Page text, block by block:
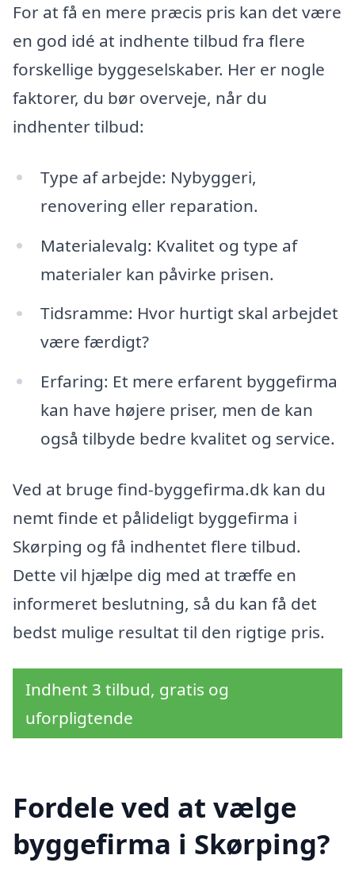
For at få en mere præcis pris kan det være
en god idé at indhente tilbud fra flere
forskellige byggeselskaber. Her er nogle
faktorer, du bør overveje, når du
indhenter tilbud:
Type af arbejde: Nybyggeri,
renovering eller reparation.
Materialevalg: Kvalitet og type af
materialer kan påvirke prisen.
Tidsramme: Hvor hurtigt skal arbejdet
være færdigt?
Erfaring: Et mere erfarent byggefirma
kan have højere priser, men de kan
også tilbyde bedre kvalitet og service.
Ved at bruge find-byggefirma.dk kan du
nemt finde et pålideligt byggefirma i
Skørping og få indhentet flere tilbud.
Dette vil hjælpe dig med at træffe en
informeret beslutning, så du kan få det
bedst mulige resultat til den rigtige pris.
Indhent 3 tilbud, gratis og
uforpligtende
Fordele ved at vælge
byggefirma i Skørping?